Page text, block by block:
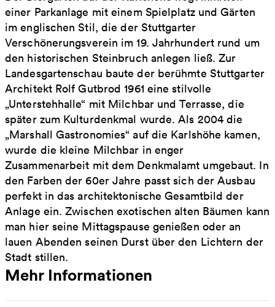
einer Parkanlage mit einem Spielplatz und Gärten
im englischen Stil, die der Stuttgarter
Verschönerungsverein im 19. Jahrhundert rund um
den historischen Steinbruch anlegen ließ. Zur
Landesgartenschau baute der berühmte Stuttgarter
Architekt Rolf Gutbrod 1961 eine stilvolle
„Unterstehhalle“ mit Milchbar und Terrasse, die
später zum Kulturdenkmal wurde. Als 2004 die
„Marshall Gastronomies“ auf die Karlshöhe kamen,
wurde die kleine Milchbar in enger
Zusammenarbeit mit dem Denkmalamt umgebaut. In
den Farben der 60er Jahre passt sich der Ausbau
perfekt in das architektonische Gesamtbild der
Anlage ein. Zwischen exotischen alten Bäumen kann
man hier seine Mittagspause genießen oder an
lauen Abenden seinen Durst über den Lichtern der
Stadt stillen.
Mehr Informationen